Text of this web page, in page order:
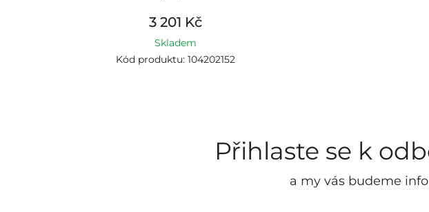
3 201 Kč
Skladem
Kód produktu: 104202152
Přihlaste se k
a my vás budeme